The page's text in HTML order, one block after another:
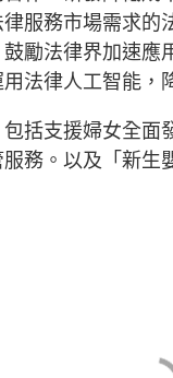
服務市場需求
勵法律界加速
法律人工智能，
括支援婦女全
務。以及「新生